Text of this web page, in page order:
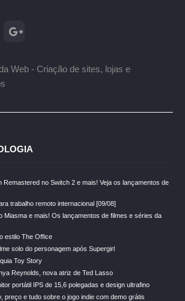
Web - Criação de sites, lojas e
Remastered no Switch 2 e mais! Veja os lançamentos de
trabalho remoto internacional [09/08]
Miasma e mais! Os lançamentos de filmes e séries da
estilo The Office
solo do personagem após Supergirl
Toy Story
Reynolds, nova atriz de Ted Lasso
portátil IPS de 15,6 polegadas e design ultrafino
preço e tudo sobre o jogo indie com demo grátis